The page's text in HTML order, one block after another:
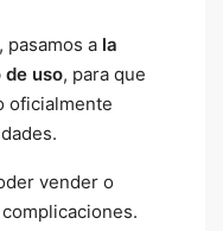
pasamos a la
uso, para que
oficialmente
vender o